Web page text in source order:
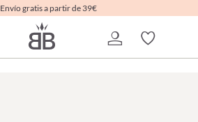
Envío gratis a partir de 39€